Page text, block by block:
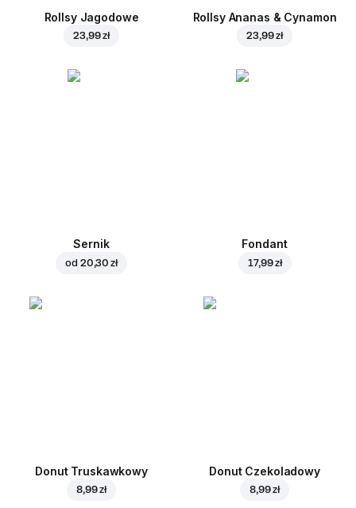
Rollsy Jagodowe
23,99 zł
Rollsy Ananas & Cynamon
23,99 zł
Sernik
od 20,30 zł
Fondant
17,99 zł
Donut Truskawkowy
8,99 zł
Donut Czekoladowy
8,99 zł